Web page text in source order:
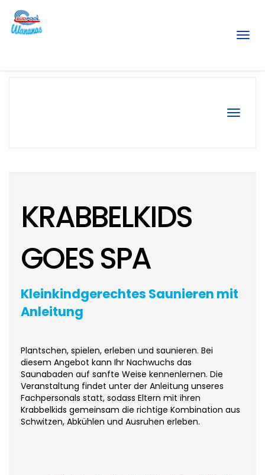
KRABBELKIDS
GOES SPA
Kleinkindgerechtes Saunieren mit
Anleitung
Plantschen, spielen, erleben und saunieren. Bei
diesem Angebot kann Ihr Nachwuchs das
Saunabaden auf sanfte Weise kennenlernen. Die
Veranstaltung findet unter der Anleitung unseres
Fachpersonals statt, sodass Eltern mit ihren
Krabbelkids gemeinsam die richtige Kombination aus
Schwitzen, Abkühlen und Ausruhen erleben.